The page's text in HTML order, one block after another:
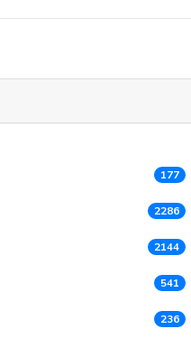
177
2286
2144
541
236